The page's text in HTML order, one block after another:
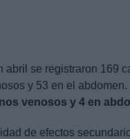
abril se registraron 169
y 53 en el abdomen.
venosos y 4 en
de efectos